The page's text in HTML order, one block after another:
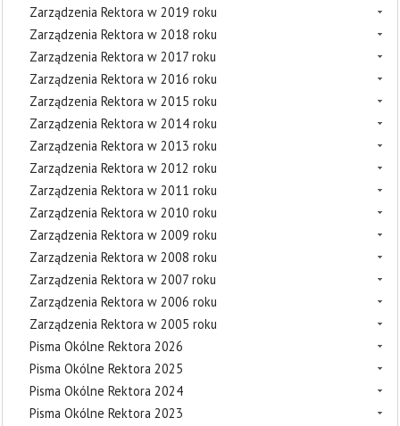
Zarządzenia Rektora w 2019 roku
Zarządzenia Rektora w 2018 roku
Zarządzenia Rektora w 2017 roku
Zarządzenia Rektora w 2016 roku
Zarządzenia Rektora w 2015 roku
Zarządzenia Rektora w 2014 roku
Zarządzenia Rektora w 2013 roku
Zarządzenia Rektora w 2012 roku
Zarządzenia Rektora w 2011 roku
Zarządzenia Rektora w 2010 roku
Zarządzenia Rektora w 2009 roku
Zarządzenia Rektora w 2008 roku
Zarządzenia Rektora w 2007 roku
Zarządzenia Rektora w 2006 roku
Zarządzenia Rektora w 2005 roku
Pisma Okólne Rektora 2026
Pisma Okólne Rektora 2025
Pisma Okólne Rektora 2024
Pisma Okólne Rektora 2023